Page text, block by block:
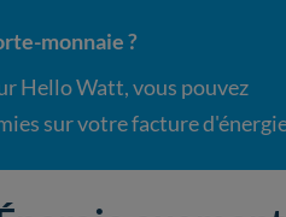
monnaie ?
Hello Watt, vous pouvez
sur votre facture